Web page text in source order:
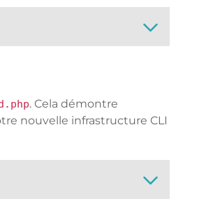
. Cela démontre
nouvelle infrastructure CLI